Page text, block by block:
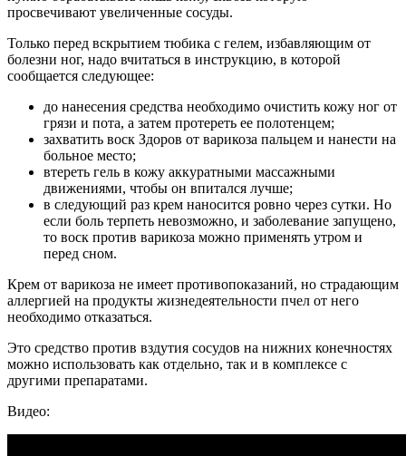
просвечивают увеличенные сосуды.
Только перед вскрытием тюбика с гелем, избавляющим от
болезни ног, надо вчитаться в инструкцию, в которой
сообщается следующее:
до нанесения средства необходимо очистить кожу ног от
грязи и пота, а затем протереть ее полотенцем;
захватить воск Здоров от варикоза пальцем и нанести на
больное место;
втереть гель в кожу аккуратными массажными
движениями, чтобы он впитался лучше;
в следующий раз крем наносится ровно через сутки. Но
если боль терпеть невозможно, и заболевание запущено,
то воск против варикоза можно применять утром и
перед сном.
Крем от варикоза не имеет противопоказаний, но страдающим
аллергией на продукты жизнедеятельности пчел от него
необходимо отказаться.
Это средство против вздутия сосудов на нижних конечностях
можно использовать как отдельно, так и в комплексе с
другими препаратами.
Видео: